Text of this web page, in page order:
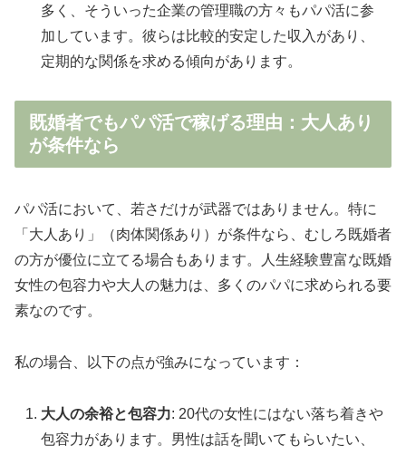
多く、そういった企業の管理職の方々もパパ活に参
加しています。彼らは比較的安定した収入があり、
定期的な関係を求める傾向があります。
既婚者でもパパ活で稼げる理由：大人あり
が条件なら
パパ活において、若さだけが武器ではありません。特に
「大人あり」（肉体関係あり）が条件なら、むしろ既婚者
の方が優位に立てる場合もあります。人生経験豊富な既婚
女性の包容力や大人の魅力は、多くのパパに求められる要
素なのです。
私の場合、以下の点が強みになっています：
大人の余裕と包容力: 20代の女性にはない落ち着きや
包容力があります。男性は話を聞いてもらいたい、